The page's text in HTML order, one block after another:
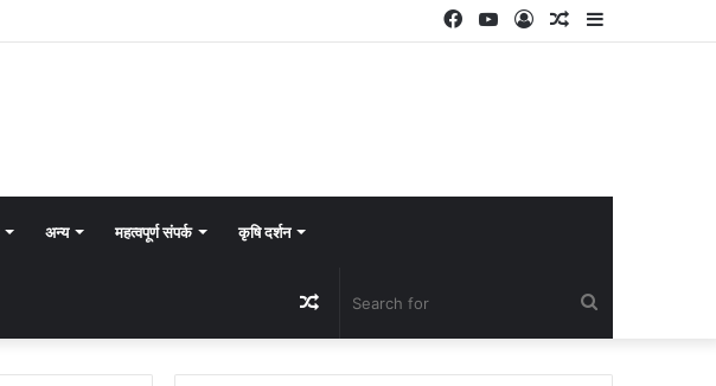
Sidebar
Random
Log
YouTube
Facebook
अन्य महत्वपूर्ण संपर्क कृषि दर्शन
for
Random
Article